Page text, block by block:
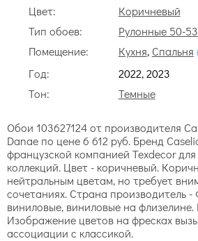
Цвет:
Коричневый
Тип обоев:
Рулонные 50-
Помещение:
Кухня, Спальня
Год:
2022, 2023
Тон:
Темные
Обои 103627124 от производителя
Danae по цене 6 612 руб. Бренд
французской компанией Texdecor
коллекций. Цвет - коричневый.
нейтральным цветам, но требует
сочетаниях. Страна производитель
виниловые, виниловые на флизелине.
Изображение цветов на фресках
ассоциации с классикой.